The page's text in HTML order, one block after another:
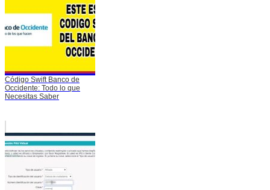
Código Swift Banco de
Occidente: Todo lo que
Necesitas Saber